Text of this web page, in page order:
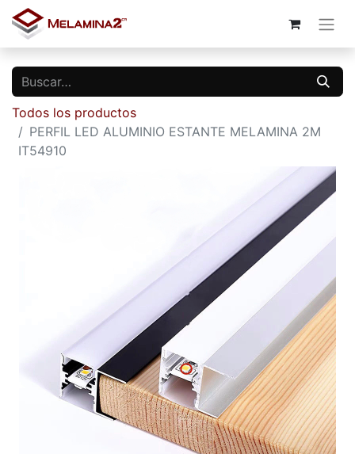
Todos los productos
PERFIL LED ALUMINIO ESTANTE MELAMINA 2M
IT54910